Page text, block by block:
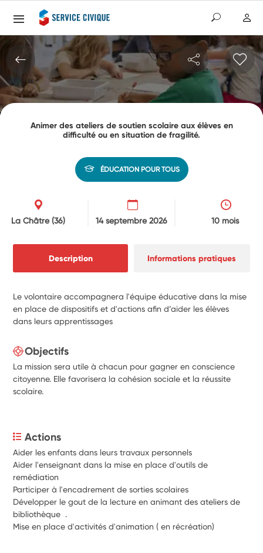
Animer des ateliers de soutien scolaire aux élèves en
difficulté ou en situation de fragilité.
ÉDUCATION POUR TOUS
La Châtre(36) 14 septembre 2026 10 mois
Description Informations pratiques
Le volontaire accompagnera l'équipe éducative dans la mise
en place de dispositifs et d'actions afin d’aider les élèves
dans leurs apprentissages
Objectifs
La mission sera utile à chacun pour gagner en conscience
citoyenne. Elle favorisera la cohésion sociale et la réussite
scolaire.
Actions
Aider les enfants dans leurs travaux personnels
Aider l'enseignant dans la mise en place d'outils de
remédiation
Participer à l'encadrement de sorties scolaires
Développer le gout de la lecture en animant des ateliers de
bibliothèque  .
Mise en place d'activités d'animation ( en récréation)